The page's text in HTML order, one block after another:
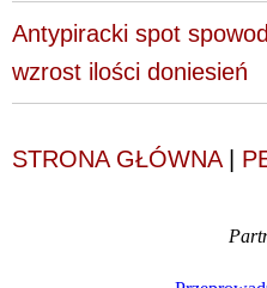
Antypiracki spot
wzrost ilości doniesień
STRONA GŁÓWNA|